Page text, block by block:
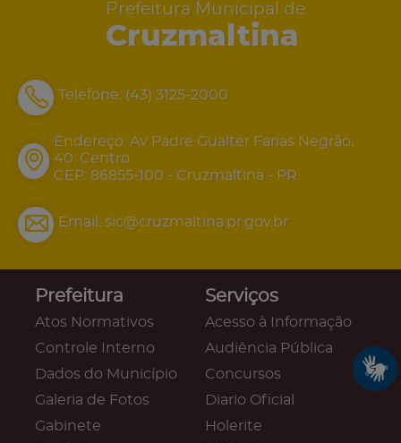
Prefeitura Municipal de
Cruzmaltina
Telefone: (43) 3125-2000
Endereço: Av Padre Gualter Farias Negrão,
40. Centro
CEP: 86855-100 - Cruzmaltina - PR
Email: sic@cruzmaltina.pr.gov.br
Prefeitura
Atos Normativos
Controle Interno
Dados do Município
Galeria de Fotos
Gabinete
Serviços
Acesso à Informação
Audiência Pública
Concursos
Diario Oficial
Holerite